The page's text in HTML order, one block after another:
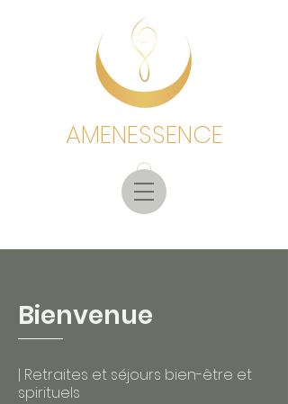
AMENESSENCE
Bienvenue
| Retraites et séjours bien-être et
spirituels